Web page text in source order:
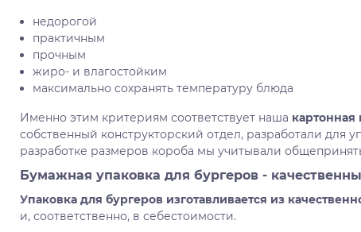
недорогой
практичным
прочным
жиро- и влагостойким
максимально сохранять температуру блюда
Именно этим критериям соответствует наша картонная
собственный конструкторский отдел, разработали для
разработке размеров короба мы учитывали
Бумажная упаковка для бургеров -
Упаковка для бургеров изготавливается из
и, соответственно, в себестоимости.